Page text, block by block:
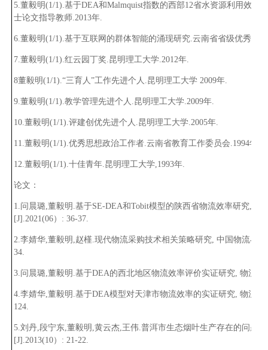
5.董毅明(1/1).基于DEA和Malmquist指数的西部12省水资源利用效率
士论文指导教师.2013年.
6.董毅明(1/1).基于互联网的群体智能的涌现研究.云南省省级优秀硕
7.董毅明(1/1).红云园丁奖.昆明理工大学.2012年.
8董毅明(1/1).“三育人”工作先进个人.昆明理工大学 2009年.
9.董毅明(1/1).教学管理先进个人.昆明理工大学.2009年.
10.董毅明(1/1).评建创优先进个人.昆明理工大学.2005年.
11.董毅明(1/1).优秀思想政治工作者.云南省教育工作委员会.1994年.
12.董毅明(1/1).十佳青年.昆明理工大学,1993年.
论文：
1.问晨璐,董毅明.基于SE-DEA和Tobit模型的陕西省物流效率研究, 中
[J].2021(06）: 36-37.
2.李婧华,董毅明 ,赵槿.现代物流采购技术相关策略研究, 中国物流与采
34.
3.问晨璐,董毅明.基于DEA的西北地区物流效率评价实证研究, 物流科
4.李婧华,董毅明.基于DEA模型对天津市物流效率的实证研究, 物流科
124.
5.刘丹,段宁东,董毅明 ,黄云杰,王伟.普洱市生态烟叶生产存在的问题
[J].2013(10）: 21-22.